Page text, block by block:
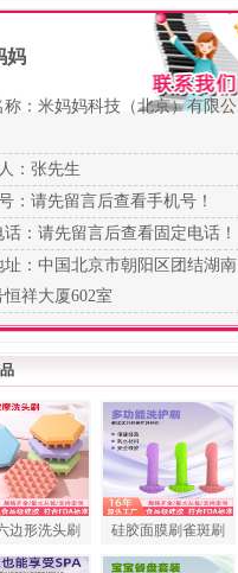
妈
称：米妈妈科技（北京）有限公
：张先生
： 请先留言后查看手机号！
： 请先留言后查看固定电话！
址：中国北京市朝阳区团结湖南
恒祥大厦602室
边形洗头刷 硅胶面膜刷雀斑刷